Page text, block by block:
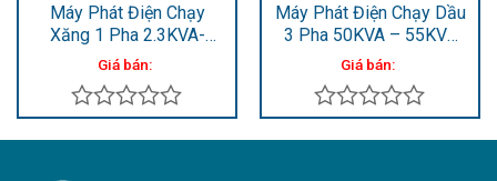
Máy Phát Điện Chạy
Xăng 1 Pha 2.3KVA-
2.5KVA HY30CLE
Giá bán:
Máy Phát Điện Chạy Dầu
3 Pha 50KVA – 55KVA
DHY55KSE
Giá bán: